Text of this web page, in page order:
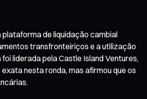
plataforma de liquidação cambial
transfronteiriços e a utilização
liderada pela Castle Island Ventures,
nesta ronda, mas afirmou que os